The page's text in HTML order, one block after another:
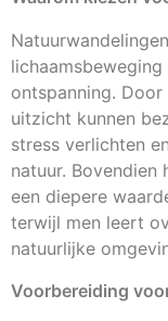
ontspanning.
uitzicht kunnen
stress verlichten
natuur.
een diepere
terwijl men leert
natuurlijke
Voorbereiding